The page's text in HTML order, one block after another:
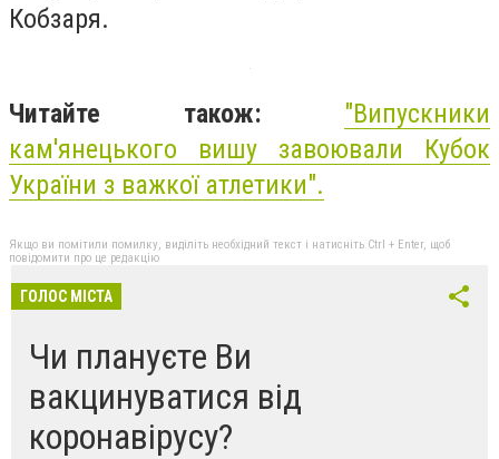
Кобзаря.
Читайте також: "Випускники
кам'янецького вишу завоювали Кубок
України з важкої атлетики".
Якщо ви помітили помилку, виділіть необхідний текст і натисніть Ctrl + Enter, щоб
повідомити про це редакцію
ГОЛОС МІСТА
Чи плануєте Ви
вакцинуватися від
коронавірусу?